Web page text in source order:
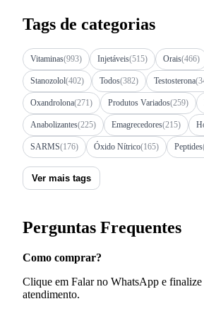
Tags de categorias
Vitaminas(993) Injetáveis(515) Orais(466)
Stanozolol(402) Todos(382) Testosterona
Oxandrolona(271) Produtos Variados(259)
Anabolizantes(225) Emagrecedores(215)
SARMS(176) Óxido Nítrico(165) Peptides
Ver mais tags
Perguntas Frequentes
Como comprar?
Clique em Falar no WhatsApp e finalize
atendimento.